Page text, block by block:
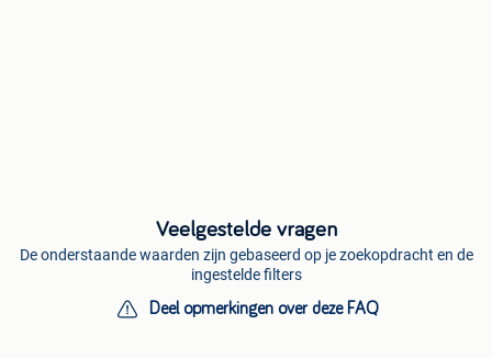
Veelgestelde vragen
De onderstaande waarden zijn gebaseerd op je zoekopdracht en de
ingestelde filters
Deel opmerkingen over deze FAQ